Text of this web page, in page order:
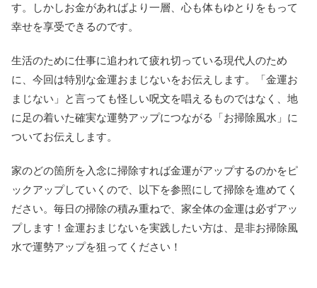
す。しかしお金があればより一層、心も体もゆとりをもって
幸せを享受できるのです。
生活のために仕事に追われて疲れ切っている現代人のため
に、今回は特別な金運おまじないをお伝えします。「金運お
まじない」と言っても怪しい呪文を唱えるものではなく、地
に足の着いた確実な運勢アップにつながる「お掃除風水」に
ついてお伝えします。
家のどの箇所を入念に掃除すれば金運がアップするのかをピ
ックアップしていくので、以下を参照にして掃除を進めてく
ださい。毎日の掃除の積み重ねで、家全体の金運は必ずアッ
プします！金運おまじないを実践したい方は、是非お掃除風
水で運勢アップを狙ってください！